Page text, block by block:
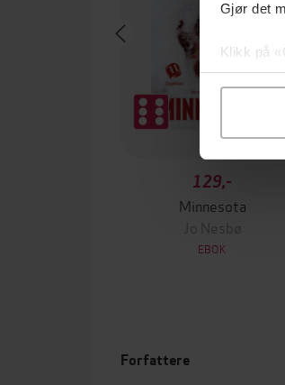
Gjør det
Klikk på
samtykke
129,-
Minnesota
Jo Nesbø
EBOK
Forfattere